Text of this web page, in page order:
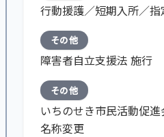
行動援護／短期入所／
その他
障害者自立支援法 施行
その他
いちのせき市民活動促進
名称変更